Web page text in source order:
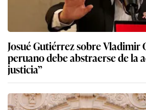
Josué Gutiérrez sobre Vladimir
peruano debe abstraerse de la
justicia”